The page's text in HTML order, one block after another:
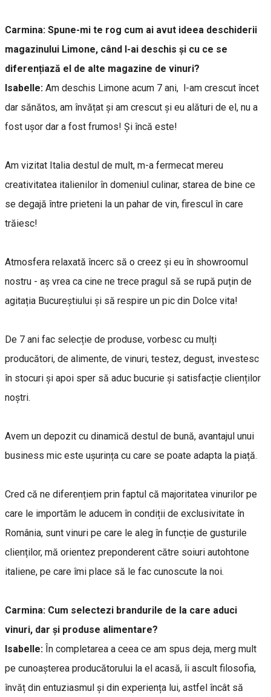
Carmina: Spune-mi te rog cum ai avut ideea deschiderii
magazinului Limone, când l-ai deschis și cu ce se
diferențiază el de alte magazine de vinuri?
Isabelle: Am deschis Limone acum 7 ani, l-am crescut încet
dar sănătos, am învățat și am crescut și eu alături de el, nu a
fost ușor dar a fost frumos! Și încă este!
Am vizitat Italia destul de mult, m-a fermecat mereu
creativitatea italienilor în domeniul culinar, starea de bine ce
se degajă între prieteni la un pahar de vin, firescul în care
trăiesc!
Atmosfera relaxată încerc să o creez și eu în showroomul
nostru - aș vrea ca cine ne trece pragul să se rupă puțin de
agitația Bucureștiului și să respire un pic din Dolce vita!
De 7 ani fac selecție de produse, vorbesc cu mulți
producători, de alimente, de vinuri, testez, degust, investesc
în stocuri și apoi sper să aduc bucurie și satisfacție clienților
noștri.
Avem un depozit cu dinamică destul de bună, avantajul unui
business mic este ușurința cu care se poate adapta la piață.
Cred că ne diferențiem prin faptul că majoritatea vinurilor pe
care le importăm le aducem în condiții de exclusivitate în
România, sunt vinuri pe care le aleg în funcție de gusturile
clienților, mă orientez preponderent către soiuri autohtone
italiene, pe care îmi place să le fac cunoscute la noi.
Carmina: Cum selectezi brandurile de la care aduci
vinuri, dar și produse alimentare?
Isabelle: În completarea a ceea ce am spus deja, merg mult
pe cunoașterea producătorului la el acasă, îi ascult filosofia,
învăț din entuziasmul și din experiența lui, astfel încât să